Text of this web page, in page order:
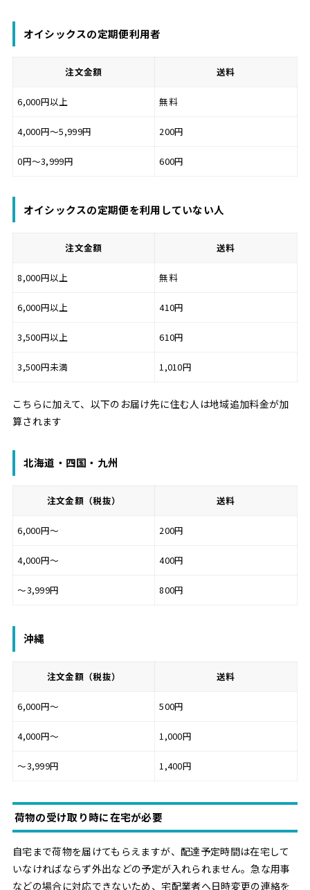
オイシックスの定期便利用者
注文金額 送料
6,000円以上 無料
4,000円～5,999円 200円
0円～3,999円 600円
オイシックスの定期便を利用していない人
注文金額 送料
8,000円以上 無料
6,000円以上 410円
3,500円以上 610円
3,500円未満 1,010円
こちらに加えて、以下のお届け先に住む人は地域追加料金が加
算されます
北海道・四国・九州
注文金額（税抜） 送料
6,000円～ 200円
4,000円～ 400円
～3,999円 800円
沖縄
注文金額（税抜） 送料
6,000円～ 500円
4,000円～ 1,000円
～3,999円 1,400円
荷物の受け取り時に在宅が必要
自宅まで荷物を届けてもらえますが、配達予定時間は在宅して
いなければならず外出などの予定が入れられません。急な用事
などの場合に対応できないため、宅配業者へ日時変更の連絡を